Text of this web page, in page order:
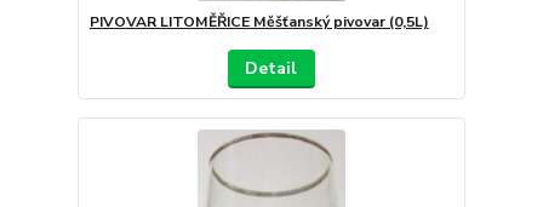
PIVOVAR LITOMĚŘICE Měšťanský pivovar (0,5L)
Detail